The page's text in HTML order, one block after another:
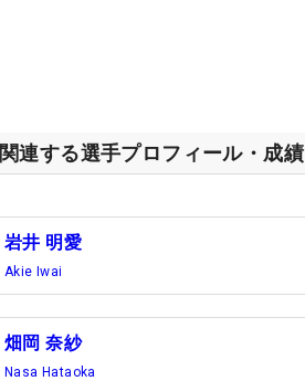
関連する選手プロフィール・成績
岩井 明愛
Akie Iwai
畑岡 奈紗
Nasa Hataoka